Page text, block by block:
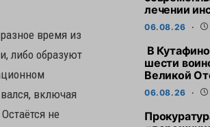
время из
либо образуют
включая
не
лечении
06.08.26
В
шести
Великой
06.08.26